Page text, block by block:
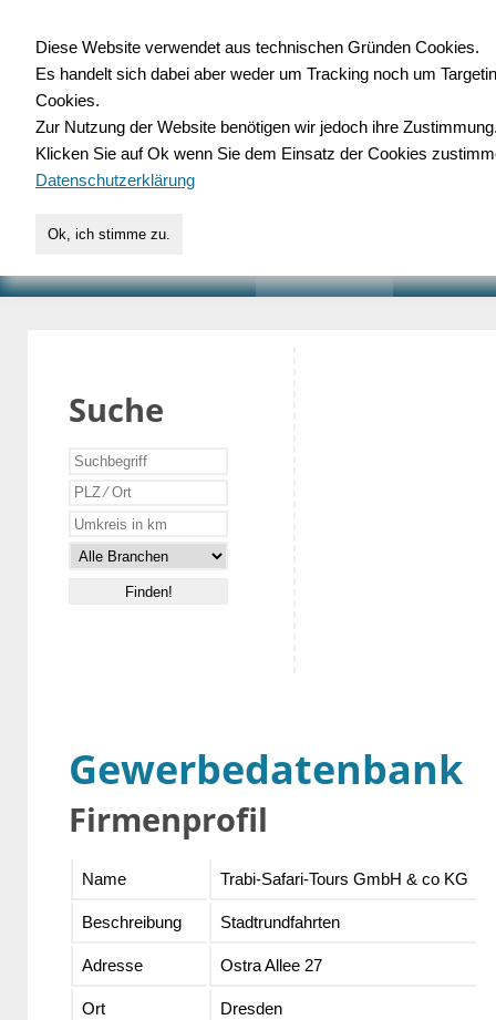
für Handwerk,
Suche
Gewerbedatenbank
Firmenprofil
Name Trabi-Safari-Tours GmbH & co KG
Beschreibung Stadtrundfahrten
Adresse Ostra Allee 27
Ort Dresden
Diese Website verwendet aus technischen Gründen Cookies.
Es handelt sich dabei aber weder um Tracking noch um
Cookies.
Zur Nutzung der Website benötigen wir jedoch ihre
Klicken Sie auf Ok wenn Sie dem Einsatz der Cookies
Datenschutzerklärung
Ok, ich stimme zu.